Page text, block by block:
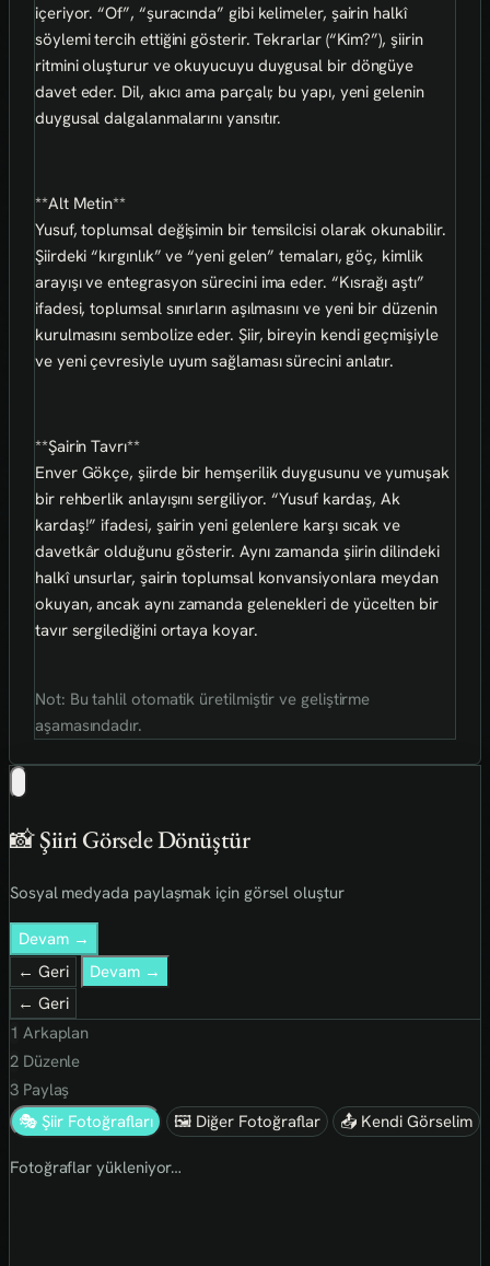
içeriyor. “Of”, “şuracında” gibi kelimeler, şairin halkî
söylemi tercih ettiğini gösterir. Tekrarlar (“Kim?”), şiirin
ritmini oluşturur ve okuyucuyu duygusal bir döngüye
davet eder. Dil, akıcı ama parçalı; bu yapı, yeni gelenin
duygusal dalgalanmalarını yansıtır.
**Alt Metin**
Yusuf, toplumsal değişimin bir temsilcisi olarak okunabilir.
Şiirdeki “kırgınlık” ve “yeni gelen” temaları, göç, kimlik
arayışı ve entegrasyon sürecini ima eder. “Kısrağı aştı”
ifadesi, toplumsal sınırların aşılmasını ve yeni bir düzenin
kurulmasını sembolize eder. Şiir, bireyin kendi geçmişiyle
ve yeni çevresiyle uyum sağlaması sürecini anlatır.
**Şairin Tavrı**
Enver Gökçe, şiirde bir hemşerilik duygusunu ve yumuşak
bir rehberlik anlayışını sergiliyor. “Yusuf kardaş, Ak
kardaş!” ifadesi, şairin yeni gelenlere karşı sıcak ve
davetkâr olduğunu gösterir. Aynı zamanda şiirin dilindeki
halkî unsurlar, şairin toplumsal konvansiyonlara meydan
okuyan, ancak aynı zamanda gelenekleri de yücelten bir
tavır sergilediğini ortaya koyar.
Not: Bu tahlil otomatik üretilmiştir ve geliştirme
aşamasındadır.
📸 Şiiri Görsele Dönüştür
Sosyal medyada paylaşmak için görsel oluştur
Devam →
← Geri
Devam →
← Geri
1 Arkaplan
2Düzenle
3Paylaş
🎭 Şiir Fotoğrafları
🖼 Diğer Fotoğraflar 📤 Kendi Görselim
Fotoğraflar yükleniyor…